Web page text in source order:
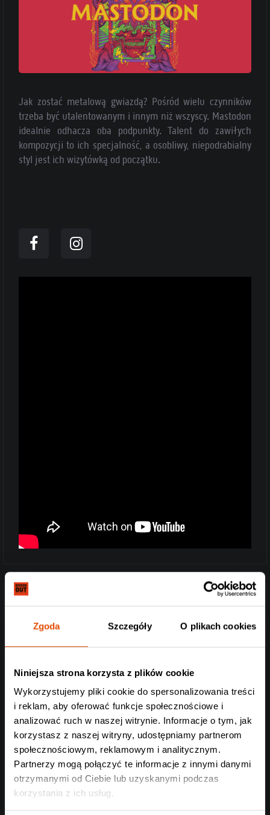
Zgoda Szczegóły O plikach cookies
Niniejsza strona korzysta z plików cookie
Wykorzystujemy pliki cookie do spersonalizowania treści
i reklam, aby oferować funkcje społecznościowe i
analizować ruch w naszej witrynie. Informacje o tym, jak
korzystasz z naszej witryny, udostępniamy partnerom
społecznościowym, reklamowym i analitycznym.
Partnerzy mogą połączyć te informacje z innymi danymi
otrzymanymi od Ciebie lub uzyskanymi podczas
korzystania z ich usług.
Jak zostać metalową gwiazdą? Pośród wielu czynników
trzeba być utalentowanym i innym niż wszyscy. Mastodon
idealnie odhacza oba podpunkty. Talent do zawiłych
kompozycji to ich specjalność, a osobliwy, niepodrabialny
styl jest ich wizytówką od początku.
MINISTRY (USA) industrial metal, industrial rock:
„Nie uważam się za muzyka, lecz fotografa. Wędruję sobie
i uwieczniam społeczeństwo” – twierdzi Al Jourgensen,
industrial metalowi masę gniewu i wciąż obdziela tym
gniewem świat.
https://www.facebook.com/WeAreMinistry
https://www.youtube.com/watch?v=8imYWda6MOs
https://www.instagram.com/weareministry
OBITUARY (USA) death metal:
„Chopped in half / Feel the blood spill from your mouth” –